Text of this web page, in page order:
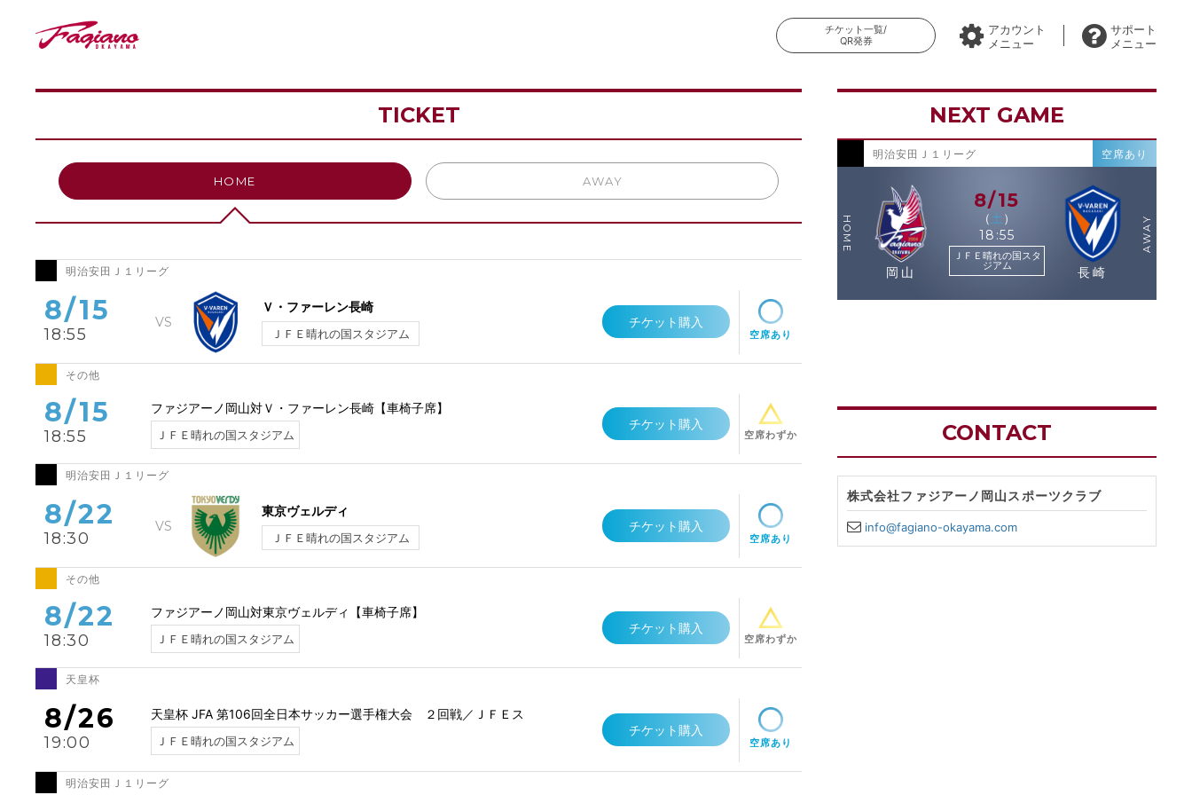
チケット一覧/
QR発券
アカウント
メニュー
サポート
メニュー
TICKET
HOME AWAY
明治安田Ｊ１リーグ
8/15
18:55
Ｖ・ファーレン長崎
ＪＦＥ晴れの国スタジアム
チケット購入
空席あり
その他
8/15
18:55
ファジアーノ岡山対Ｖ・ファーレン長崎【車椅子席】
ＪＦＥ晴れの国スタジアム
チケット購入
空席わずか
明治安田Ｊ１リーグ
8/22
18:30
東京ヴェルディ
ＪＦＥ晴れの国スタジアム
チケット購入
空席あり
その他
8/22
18:30
ファジアーノ岡山対東京ヴェルディ【車椅子席】
ＪＦＥ晴れの国スタジアム
チケット購入
空席わずか
天皇杯
8/26
19:00
天皇杯 JFA 第106回全日本サッカー選手権大会 ２回戦／ＪＦＥス
ＪＦＥ晴れの国スタジアム
チケット購入
空席あり
明治安田Ｊ１リーグ
NEXT GAME
明治安田Ｊ１リーグ 空席あり
HOME
岡山
8/15
（土 ）
18:55
ＪＦＥ晴れの国スタ
ジアム 長崎
AWAY
CONTACT
株式会社ファジアーノ岡山スポーツクラブ
info@fagiano-okayama.com